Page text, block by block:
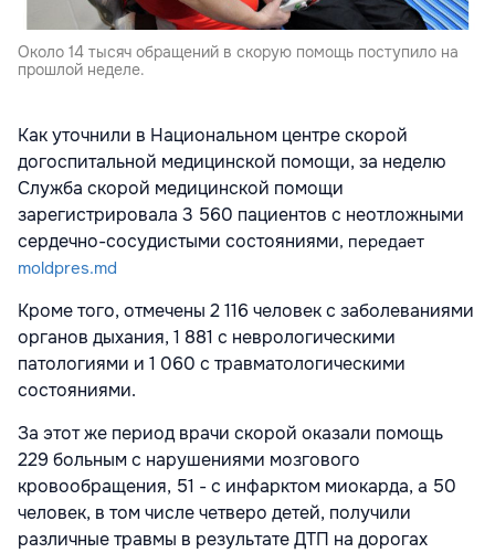
Около 14 тысяч обращений в скорую помощь поступило на
прошлой неделе.
Как уточнили в Национальном центре скорой
догоспитальной медицинской помощи, за неделю
Служба скорой медицинской помощи
зарегистрировала 3 560 пациентов с неотложными
сердечно-сосудистыми состояниями, передает
moldpres.md
Кроме того, отмечены 2 116 человек с заболеваниями
органов дыхания, 1 881 с неврологическими
патологиями и 1 060 с травматологическими
состояниями.
За этот же период врачи скорой оказали помощь
229 больным с нарушениями мозгового
кровообращения, 51 - с инфарктом миокарда, а 50
человек, в том числе четверо детей, получили
различные травмы в результате ДТП на дорогах